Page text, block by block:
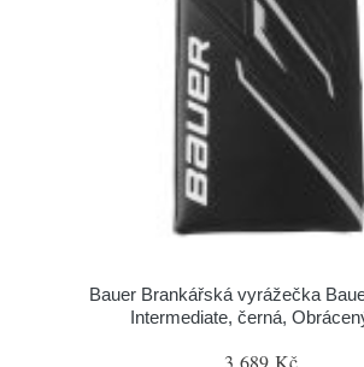
Bauer Brankářská vyrážečka
Intermediate, černá,
3 689 Kč